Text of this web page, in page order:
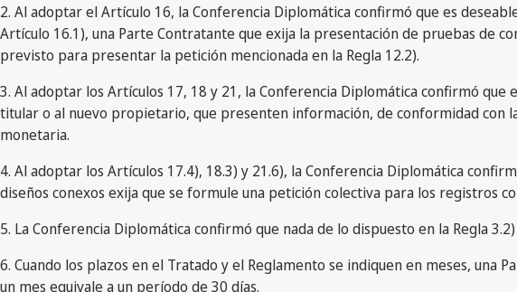
2. Al adoptar el Artículo 16, la Conferencia Diplomática confirmó que es
Artículo 16.1), una Parte Contratante que exija la presentación de pruebas de
previsto para presentar la petición mencionada en la Regla 12.2).
3. Al adoptar los Artículos 17, 18 y 21, la Conferencia Diplomática confirmó que
titular o al nuevo propietario, que presenten información, de conformidad con
monetaria.
4. Al adoptar los Artículos 17.4), 18.3) y 21.6), la Conferencia Diplomática
diseños conexos exija que se formule una petición colectiva para los registros
5. La Conferencia Diplomática confirmó que nada de lo dispuesto en la Regla
6. Cuando los plazos en el Tratado y el Reglamento se indiquen en meses,
un mes equivale a un período de 30 días.